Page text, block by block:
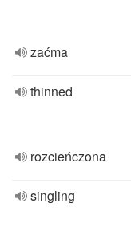
zaćma
thinned
rozcieńczona
singling